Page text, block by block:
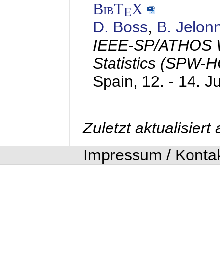
BibTEX
D. Boss, B.
IEEE-SP/ATHOS
Statistics (SPW-
Spain, 12. - 14.
Zuletzt aktualisiert
Impressum /